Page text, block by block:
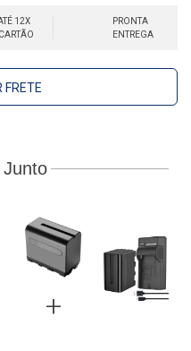
12X
PRONTA
ENTREGA
FRETE